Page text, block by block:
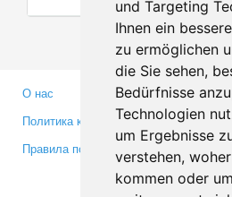
und Targeting
Ihnen ein
zu ermöglichen
die Sie sehen,
Bedürfnisse
Technologien
um Ergebnisse
verstehen,
kommen oder
О нас
Политика конфиденциальности
Правила пользования